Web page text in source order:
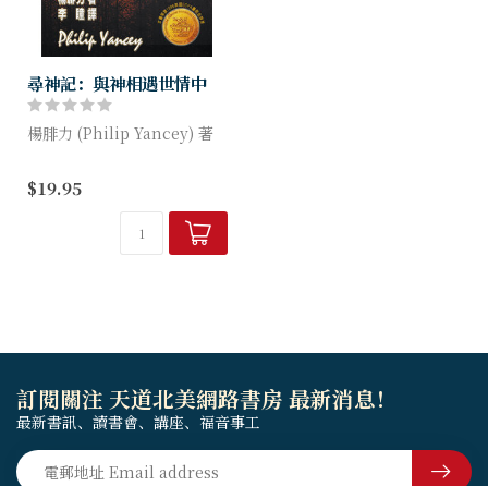
尋神記：與神相遇世情中
楊腓力 (Philip Yancey) 著
在，卻是人眼看不見、手觸不
及的。我們殫思竭慮尋覓神，
祂卻在我們意想不到之處留下
$19.95
訂閱關注 天道北美網路書房 最新消息！
最新書訊、讀書會、講座、福音事工